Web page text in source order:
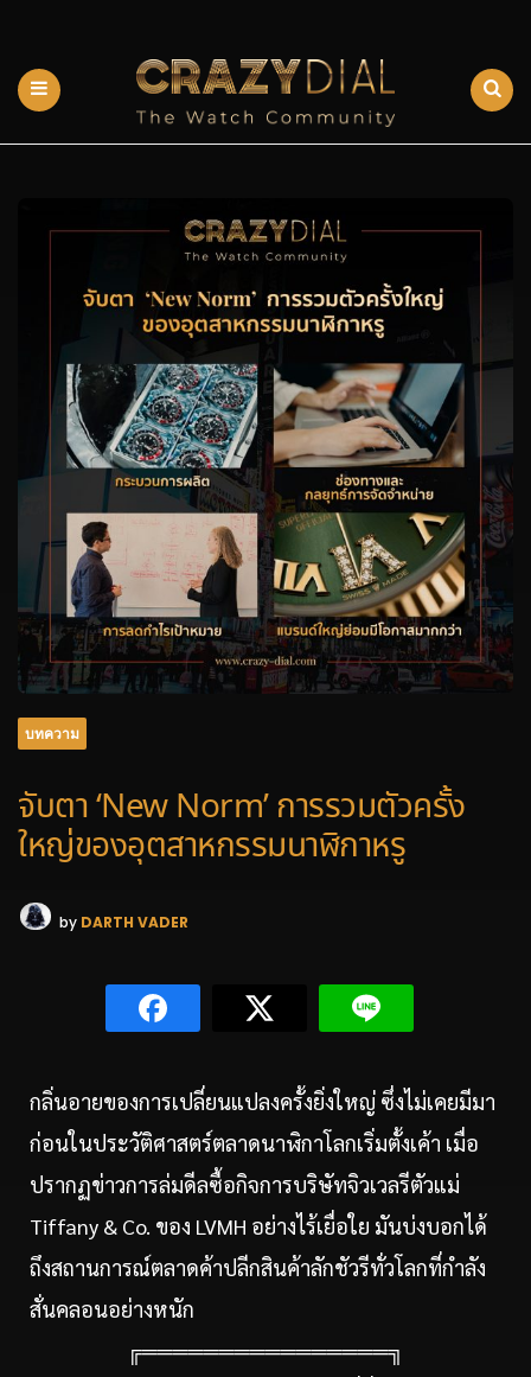
บทความ
จับตา ‘New Norm’ การรวมตัวครั้ง
ใหญ่ของอุตสาหกรรมนาฬิกาหรู
by DARTH VADER
กลิ่นอายของการเปลี่ยนแปลงครั้งยิ่งใหญ่ ซึ่งไม่เคยมีมา
ก่อนในประวัติศาสตร์ตลาดนาฬิกาโลกเริ่มตั้งเค้า เมื่อ
ปรากฏข่าวการล่มดีลซื้อกิจการบริษัทจิวเวลรีตัวแม่
Tiffany & Co. ของ LVMH อย่างไร้เยื่อใย มันบ่งบอกได้
ถึงสถานการณ์ตลาดค้าปลีกสินค้าลักชัวรีทั่วโลกที่กำลัง
สั่นคลอนอย่างหนัก
╔════════════════╗